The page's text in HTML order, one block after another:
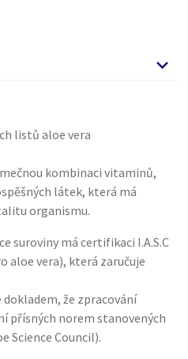
listů aloe vera
kombinaci vitaminů,
látek, která má
organismu.
suroviny má certifikaci I.A.S.C
aloe vera), která zaručuje
že zpracování
přísných norem stanovených
Science Council).